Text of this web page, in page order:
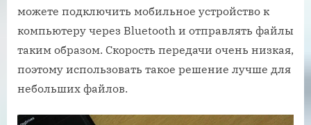
можете подключить мобильное устройство к
компьютеру через Bluetooth и отправлять файлы
таким образом. Скорость передачи очень низкая,
поэтому использовать такое решение лучше для
небольших файлов.